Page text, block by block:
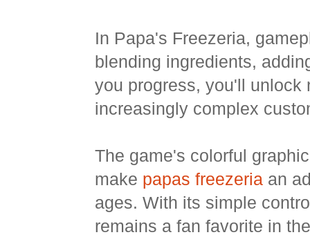
In Papa's Freezeria,
blending ingredients,
you progress, you'll unlock
increasingly complex
The game's colorful
make papas freezeria an
ages. With its simple
remains a fan favorite in